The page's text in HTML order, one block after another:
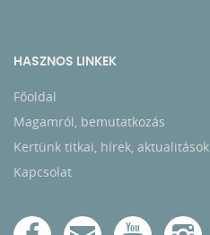
HASZNOS LINKEK
Főoldal
Magamról, bemutatkozás
Kertünk titkai, hírek, aktualitások
Kapcsolat